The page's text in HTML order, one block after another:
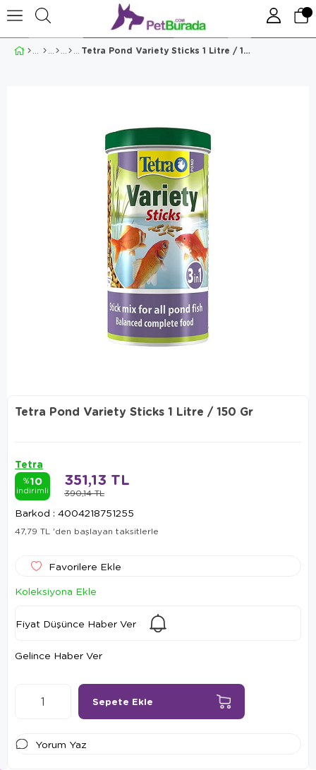
Tetra Pond Variety Sticks 1 Litre / 150 Gr
Tetra Pond Variety Sticks 1 Litre / 150 Gr
Tetra
%10
indirimli 390,14 TL
351,13 TL
Barkod : 4004218751255
47,79 TL 'den başlayan taksitlerle
Favorilere Ekle
Koleksiyona Ekle
Fiyat Düşünce Haber Ver
Gelince Haber Ver
Yorum Yaz